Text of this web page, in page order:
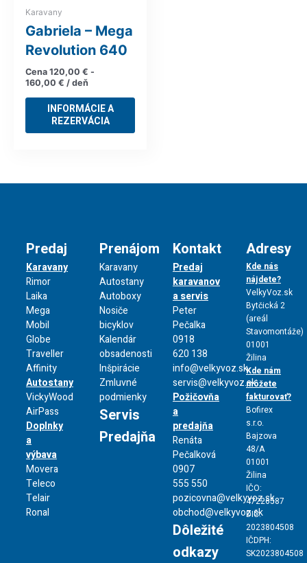
Karavany
Gabriela – Mega
Revolution 640
Cena 120,00 € -
160,00 € / deň
INFORMÁCIE A
REZERVÁCIA
Predaj
Karavany
Rimor
Laika
Mega
Mobil
Globe
Traveller
Affinity
Autostany
VickyWood
AirPass
Doplnky
a
výbava
Movera
Teleco
Telair
Ronal
Prenájom
Karavany
Autostany
Autoboxy
Nosiče
bicyklov
Kalendár
obsadenosti
Inšpirácie
Zmluvné
podmienky
Servis
Predajňa
Kontakt
Predaj
karavanov
a servis
Peter
Pečalka
0918
620 138
info@velkyvoz.sk
servis@velkyvoz.sk
Požičovňa
a
predajňa
Renáta
Pečalková
0907
555 550
pozicovna@velkyvoz.sk
obchod@velkyvoz.sk
Dôležité
odkazy
Adresy
Kde nás
nájdete?
VelkyVoz.sk
Bytčická 2
(areál
Stavomontáže)
01001
Žilina
Kde nám
môžete
fakturovať?
Bofirex
s.r.o.
Bajzova
48/A
01001
Žilina
IČO:
47226587
DIČ:
2023804508
IČDPH:
SK2023804508